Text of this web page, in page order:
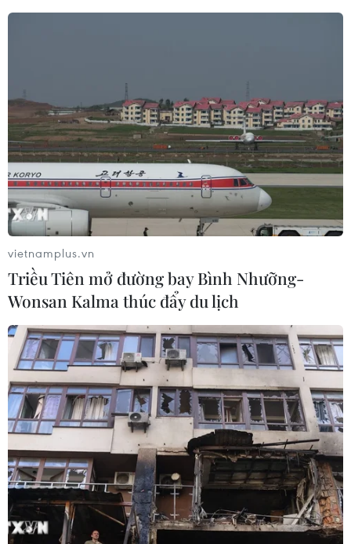
TIN CÙNG CHUYÊN MỤC
Ba Lan thảo luận việc thành lập căn
cứ quân sự thường trực với Mỹ
06/08/2026 00:06
vietnamplus.vn
Triều Tiên mở đường bay Bình Nhưỡng-
Wonsan Kalma thúc đẩy du lịch